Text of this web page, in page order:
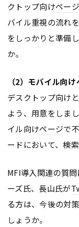
クトップ向けページ
バイル重視の流れ
をしっかりと準備
か。
（2）モバイル向け
デスクトップ向け
よう、用意をしま
イル向けページで
ードにおいて、検
MFI導入関連の質問
ーズ氏、長山氏が
る方は、今後の対
しょうか。